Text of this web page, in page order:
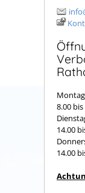
8.00
14.00
14.00